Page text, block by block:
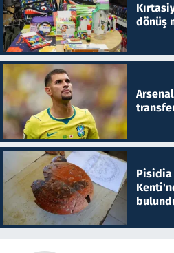
dönüş
Pisidia